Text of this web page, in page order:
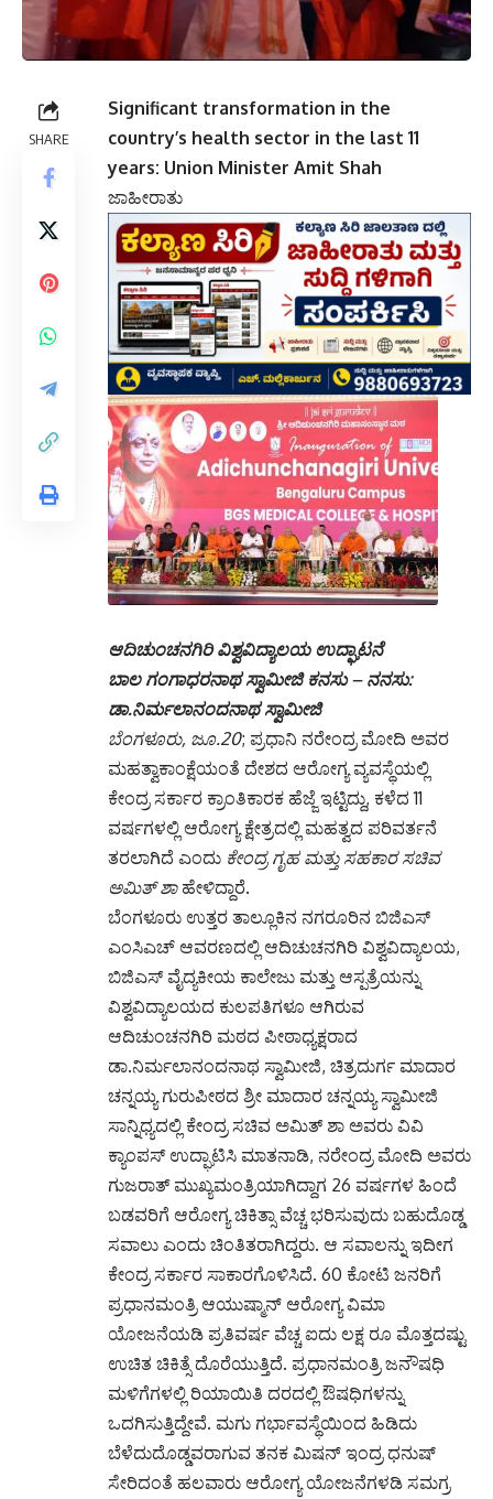
SHARE
Significant transformation in the
country’s health sector in the last 11
years: Union Minister Amit Shah
ಜಾಹೀರಾತು
ಆದಿಚುಂಚನಗಿರಿ ವಿಶ್ವವಿದ್ಯಾಲಯ ಉದ್ಘಾಟನೆ
ಬಾಲ ಗಂಗಾಧರನಾಥ ಸ್ವಾಮೀಜಿ ಕನಸು – ನನಸು:
ಡಾ.ನಿರ್ಮಲಾನಂದನಾಥ ಸ್ವಾಮೀಜಿ
ಬೆಂಗಳೂರು, ಜೂ.20; ಪ್ರಧಾನಿ ನರೇಂದ್ರ ಮೋದಿ ಅವರ
ಮಹತ್ವಾಕಾಂಕ್ಷೆಯಂತೆ ದೇಶದ ಆರೋಗ್ಯ ವ್ಯವಸ್ಥೆಯಲ್ಲಿ
ಕೇಂದ್ರ ಸರ್ಕಾರ ಕ್ರಾಂತಿಕಾರಕ ಹೆಜ್ಜೆ ಇಟ್ಟಿದ್ದು, ಕಳೆದ 11
ವರ್ಷಗಳಲ್ಲಿ ಆರೋಗ್ಯ ಕ್ಷೇತ್ರದಲ್ಲಿ ಮಹತ್ವದ ಪರಿವರ್ತನೆ
ತರಲಾಗಿದೆ ಎಂದು ಕೇಂದ್ರ ಗೃಹ ಮತ್ತು ಸಹಕಾರ ಸಚಿವ
ಅಮಿತ್ ಶಾಹೇಳಿದ್ದಾರೆ.
ಬೆಂಗಳೂರು ಉತ್ತರ ತಾಲ್ಲೂಕಿನ ನಗರೂರಿನ ಬಿಜಿಎಸ್
ಎಂಸಿಎಚ್ ಆವರಣದಲ್ಲಿ ಆದಿಚುಚನಗಿರಿ ವಿಶ್ವವಿದ್ಯಾಲಯ,
ಬಿಜಿಎಸ್ ವೈದ್ಯಕೀಯ ಕಾಲೇಜು ಮತ್ತು ಆಸ್ಪತ್ರೆಯನ್ನು
ವಿಶ್ವವಿದ್ಯಾಲಯದ ಕುಲಪತಿಗಳೂ ಆಗಿರುವ
ಆದಿಚುಂಚನಗಿರಿ ಮಠದ ಪೀಠಾಧ್ಯಕ್ಷರಾದ
ಡಾ.ನಿರ್ಮಲಾನಂದನಾಥ ಸ್ವಾಮೀಜಿ, ಚಿತ್ರದುರ್ಗ ಮಾದಾರ
ಚನ್ನಯ್ಯ ಗುರುಪೀಠದ ಶ್ರೀ ಮಾದಾರ ಚನ್ನಯ್ಯ ಸ್ವಾಮೀಜಿ
ಸಾನ್ನಿಧ್ಯದಲ್ಲಿ ಕೇಂದ್ರ ಸಚಿವ ಅಮಿತ್ ಶಾ ಅವರು ವಿವಿ
ಕ್ಯಾಂಪಸ್ ಉದ್ಘಾಟಿಸಿ ಮಾತನಾಡಿ, ನರೇಂದ್ರ ಮೋದಿ ಅವರು
ಗುಜರಾತ್ ಮುಖ್ಯಮಂತ್ರಿಯಾಗಿದ್ದಾಗ 26 ವರ್ಷಗಳ ಹಿಂದೆ
ಬಡವರಿಗೆ ಆರೋಗ್ಯ ಚಿಕಿತ್ಸಾ ವೆಚ್ಚ ಭರಿಸುವುದು ಬಹುದೊಡ್ಡ
ಸವಾಲು ಎಂದು ಚಿಂತಿತರಾಗಿದ್ದರು. ಆ ಸವಾಲನ್ನು ಇದೀಗ
ಕೇಂದ್ರ ಸರ್ಕಾರ ಸಾಕಾರಗೊಳಿಸಿದೆ. 60 ಕೋಟಿ ಜನರಿಗೆ
ಪ್ರಧಾನಮಂತ್ರಿ ಆಯುಷ್ಮಾನ್ ಆರೋಗ್ಯ ವಿಮಾ
ಯೋಜನೆಯಡಿ ಪ್ರತಿವರ್ಷ ವೆಚ್ಚ ಐದು ಲಕ್ಷ ರೂ ಮೊತ್ತದಷ್ಟು
ಉಚಿತ ಚಿಕಿತ್ಸೆ ದೊರೆಯುತ್ತಿದೆ. ಪ್ರಧಾನಮಂತ್ರಿ ಜನೌಷಧಿ
ಮಳಿಗೆಗಳಲ್ಲಿ ರಿಯಾಯಿತಿ ದರದಲ್ಲಿ ಔಷಧಿಗಳನ್ನು
ಒದಗಿಸುತ್ತಿದ್ದೇವೆ. ಮಗು ಗರ್ಭಾವಸ್ಥೆಯಿಂದ ಹಿಡಿದು
ಬೆಳೆದುದೊಡ್ಡವರಾಗುವ ತನಕ ಮಿಷನ್ ಇಂದ್ರ ಧನುಷ್
ಸೇರಿದಂತೆ ಹಲವಾರು ಆರೋಗ್ಯ ಯೋಜನೆಗಳಡಿ ಸಮಗ್ರ